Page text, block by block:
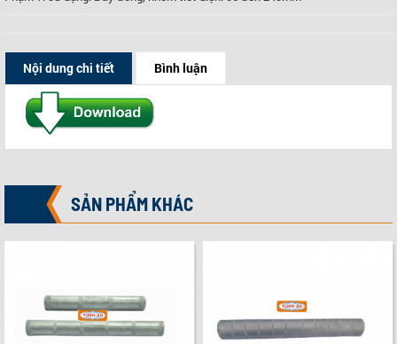
Nội dung chi tiết Bình luận
SẢN PHẨM KHÁC